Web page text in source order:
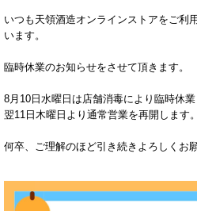
いつも天領酒造オンラインストアをご利
います。
臨時休業のお知らせをさせて頂きます。
8月10日水曜日は店舗消毒により臨時休業
翌11日木曜日より通常営業を再開します。
何卒、ご理解のほど引き続きよろしくお